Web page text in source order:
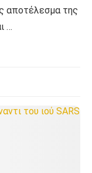
αποτέλεσμα της
…